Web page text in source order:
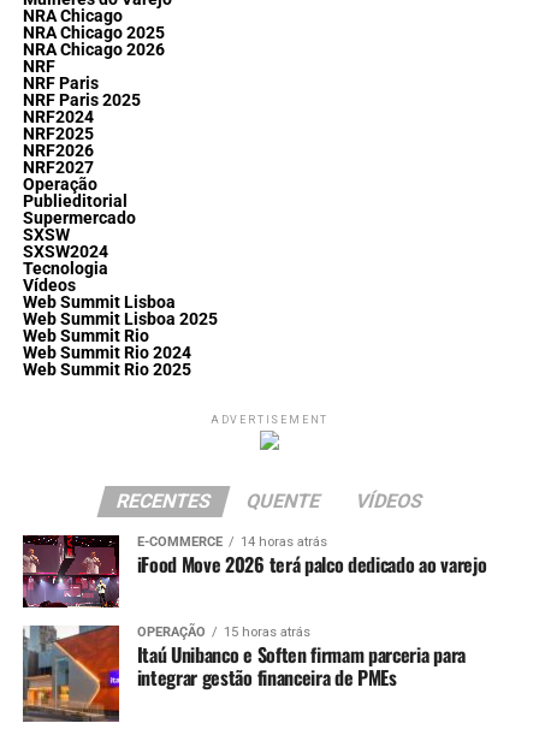
NRA Chicago
NRA Chicago 2025
NRA Chicago 2026
NRF
NRF Paris
NRF Paris 2025
NRF2024
NRF2025
NRF2026
NRF2027
Operação
Publieditorial
Supermercado
SXSW
SXSW2024
Tecnologia
Vídeos
Web Summit Lisboa
Web Summit Lisboa 2025
Web Summit Rio
Web Summit Rio 2024
Web Summit Rio 2025
ADVERTISEMENT
RECENTES QUENTE VÍDEOS
E-COMMERCE 14 horas atrás
iFood Move 2026 terá palco dedicado ao varejo
OPERAÇÃO 15 horas atrás
Itaú Unibanco e Soften firmam parceria para
integrar gestão financeira de PMEs